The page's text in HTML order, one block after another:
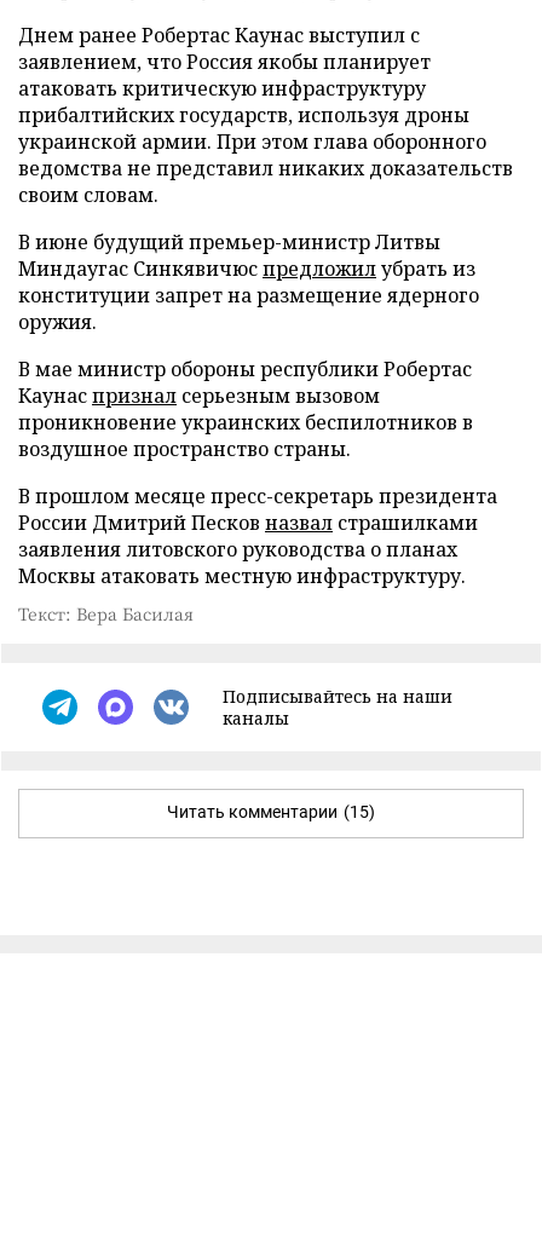
Днем ранее Робертас Каунас выступил с
заявлением, что Россия якобы планирует
атаковать критическую инфраструктуру
прибалтийских государств, используя дроны
украинской армии. При этом глава оборонного
ведомства не представил никаких доказательств
своим словам.
В июне будущий премьер-министр Литвы
Миндаугас Синкявичюспредложилубрать из
конституции запрет на размещение ядерного
оружия.
В мае министр обороны республики Робертас
Каунаспризнал серьезным вызовом
проникновение украинских беспилотников в
воздушное пространство страны.
В прошлом месяце пресс-секретарь президента
России Дмитрий Песков назвал страшилками
заявления литовского руководства о планах
Москвы атаковать местную инфраструктуру.
Текст: Вера Басилая
Подписывайтесь на наши
каналы
Читать комментарии (15)